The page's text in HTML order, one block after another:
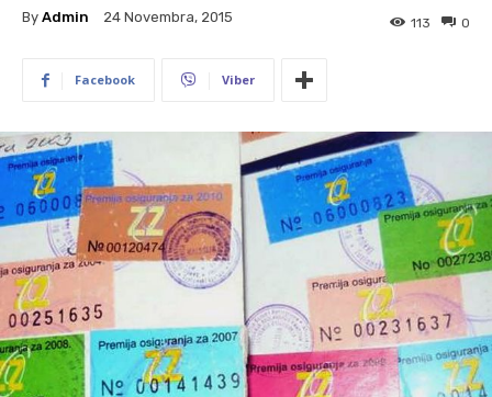
By Admin 24 Novembra, 2015 0
113
Facebook Viber